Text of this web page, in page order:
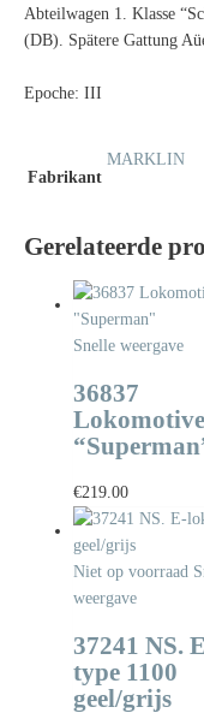
Abteilwagen 1. Klasse
(DB). Spätere Gattung
Epoche: III
Fabrikant
MARKLIN
Gerelateerde
Snelle weergave
36837
€219.00
Niet op voorraad
weergave
37241 NS.
type 1100
geel/grijs